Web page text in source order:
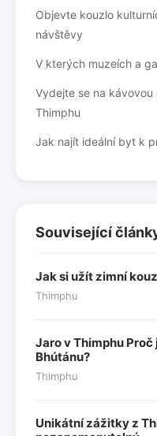
Objevte kouzlo
návštěvy
V kterých muzeích a
Vydejte se na
Thimphu
Jak najít ideální byt k
Související
Jak si užít zimní
Thimphu
Jaro v Thimphu
Bhútánu?
Thimphu
Unikátní zážitky z